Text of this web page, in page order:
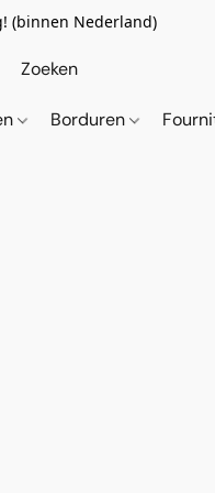
(binnen Nederland)
Borduren